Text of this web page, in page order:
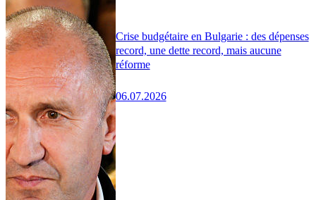
Crise budgétaire en Bulgarie : des dépenses
record, une dette record, mais aucune
réforme
06.07.2026